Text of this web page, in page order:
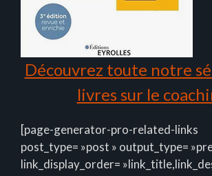
Découvrez toute notre
livres sur le
[page-generator-pro-related-links
post_type= »post » output_type=
link_display_order=